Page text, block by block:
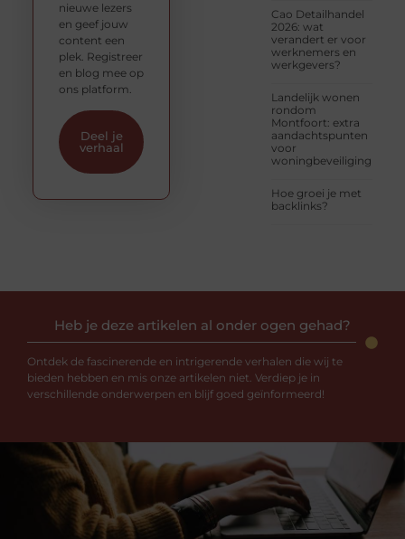
Cao Detailhandel
2026: wat
verandert er voor
werknemers en
werkgevers?
Landelijk wonen
rondom
Montfoort: extra
aandachtspunten
voor
woningbeveiliging
Hoe groei je met
backlinks?
nieuwe lezers
en geef jouw
content een
plek. Registreer
en blog mee op
ons platform.
Deel je
verhaal
Heb je deze artikelen al onder ogen gehad?
Ontdek de fascinerende en intrigerende verhalen die wij te
bieden hebben en mis onze artikelen niet. Verdiep je in
verschillende onderwerpen en blijf goed geïnformeerd!